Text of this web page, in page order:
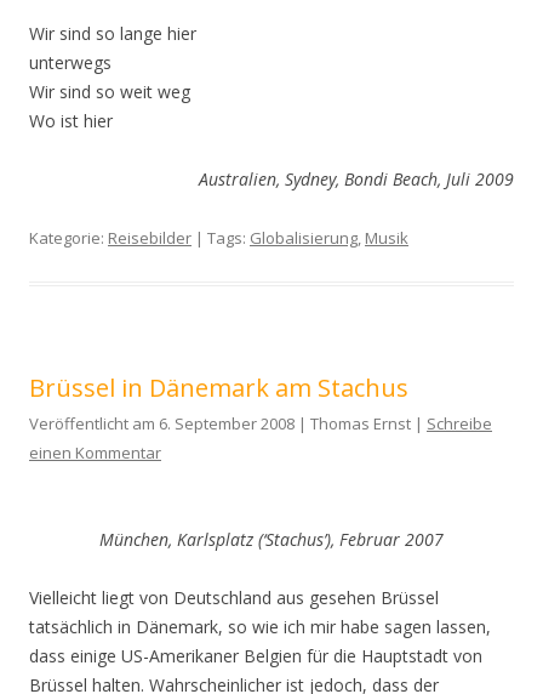
Wir sind so lange hier
unterwegs
Wir sind so weit weg
Wo ist hier
Australien, Sydney, Bondi Beach, Juli 2009
Kategorie: Reisebilder | Tags: Globalisierung, Musik
Brüssel in Dänemark am Stachus
Veröffentlicht am 6. September 2008 | Thomas Ernst | Schreibe
einen Kommentar
München, Karlsplatz (‘Stachus’), Februar 2007
Vielleicht liegt von Deutschland aus gesehen Brüssel
tatsächlich in Dänemark, so wie ich mir habe sagen lassen,
dass einige US-Amerikaner Belgien für die Hauptstadt von
Brüssel halten. Wahrscheinlicher ist jedoch, dass der